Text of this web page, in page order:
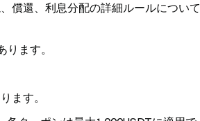
償還、利息分配の詳細ルールについて
ます。
ます。